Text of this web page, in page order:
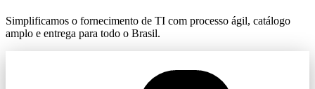
Simplificamos o fornecimento de TI com processo ágil, catálogo
amplo e entrega para todo o Brasil.